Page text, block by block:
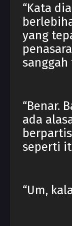
“Kata
yang
“Benar.
ada
seperti
“Um,